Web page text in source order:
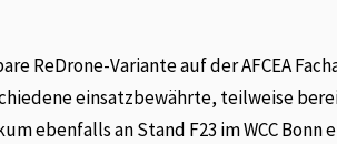
ReDrone-Variante auf der AFCEA
einsatzbewährte, teilweise
ebenfalls an Stand F23 im WCC Bonn